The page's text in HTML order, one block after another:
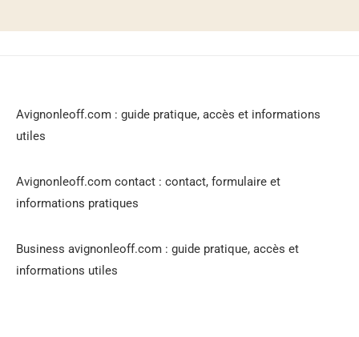
Avignonleoff.com : guide pratique, accès et informations
utiles
Avignonleoff.com contact : contact, formulaire et
informations pratiques
Business avignonleoff.com : guide pratique, accès et
informations utiles